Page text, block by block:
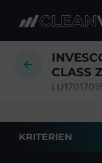
CLASS
KRITERIEN